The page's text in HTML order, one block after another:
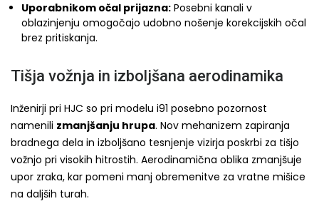
Uporabnikom očal prijazna: Posebni kanali v
oblazinjenju omogočajo udobno nošenje korekcijskih očal
brez pritiskanja.
Tišja vožnja in izboljšana aerodinamika
Inženirji pri HJC so pri modelu i91 posebno pozornost
namenili zmanjšanju hrupa. Nov mehanizem zapiranja
bradnega dela in izboljšano tesnjenje vizirja poskrbi za tišjo
vožnjo pri visokih hitrostih. Aerodinamična oblika zmanjšuje
upor zraka, kar pomeni manj obremenitve za vratne mišice
na daljših turah.